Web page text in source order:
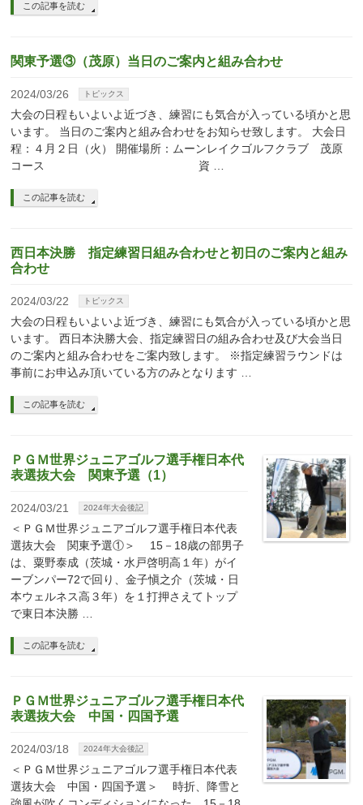
この記事を読む
関東予選③（茂原）当日のご案内と組み合わせ
2024/03/26 トピックス
大会の日程もいよいよ近づき、練習にも気合が入っている頃かと思
います。 当日のご案内と組み合わせをお知らせ致します。 大会日
程：４月２日（火） 開催場所：ムーンレイクゴルフクラブ 茂原
コース 資 …
この記事を読む
西日本決勝 指定練習日組み合わせと初日のご案内と組み
合わせ
2024/03/22 トピックス
大会の日程もいよいよ近づき、練習にも気合が入っている頃かと思
います。 西日本決勝大会、指定練習日の組み合わせ及び大会当日
のご案内と組み合わせをご案内致します。 ※指定練習ラウンドは
事前にお申込み頂いている方のみとなります …
この記事を読む
ＰＧＭ世界ジュニアゴルフ選手権日本代
表選抜大会 関東予選（1）
2024/03/21 2024年大会後記
＜ＰＧＭ世界ジュニアゴルフ選手権日本代表
選抜大会 関東予選①＞ 15－18歳の部男子
は、粟野泰成（茨城・水戸啓明高１年）がイ
ーブンパー72で回り、金子愼之介（茨城・日
本ウェルネス高３年）を１打押さえてトップ
で東日本決勝 …
この記事を読む
ＰＧＭ世界ジュニアゴルフ選手権日本代
表選抜大会 中国・四国予選
2024/03/18 2024年大会後記
＜ＰＧＭ世界ジュニアゴルフ選手権日本代表
選抜大会 中国・四国予選＞ 時折、降雪と